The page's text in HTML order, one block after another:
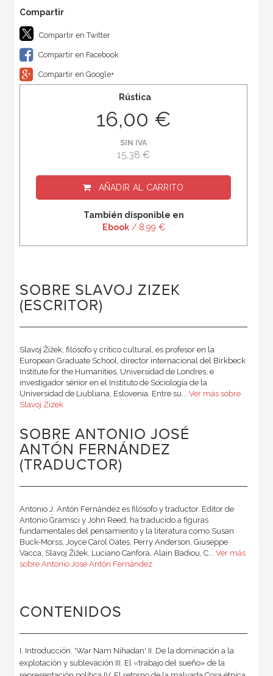
Compartir en Twitter
Compartir en Facebook
Compartir en Google+
Rústica
16,00 €
SIN IVA
15,38 €
AÑADIR AL CARRITO
También disponible en
Ebook/ 8,99 €
SOBRE SLAVOJ ZIZEK
(ESCRITOR)
Slavoj Žižek, filósofo y crítico cultural, es profesor en la
European Graduate School, director internacional del Birkbeck
Institute for the Humanities, Universidad de Londres, e
investigador sénior en el Instituto de Sociología de la
Universidad de Liubliana, Eslovenia. Entre su... Ver más sobre
Slavoj Zizek
SOBRE ANTONIO JOSÉ
ANTÓN FERNÁNDEZ
(TRADUCTOR)
Antonio J. Antón Fernández es filósofo y traductor. Editor de
Antonio Gramsci y John Reed, ha traducido a figuras
fundamentales del pensamiento y la literatura como Susan
Buck-Morss, Joyce Carol Oates, Perry Anderson, Giuseppe
Vacca, Slavoj Žižek, Luciano Canfora, Alain Badiou, C... Ver más
sobre Antonio José Antón Fernández
CONTENIDOS
I. Introducción. 'War Nam Nihadan' II. De la dominación a la
explotación y sublevación III. El «trabajo del sueño» de la